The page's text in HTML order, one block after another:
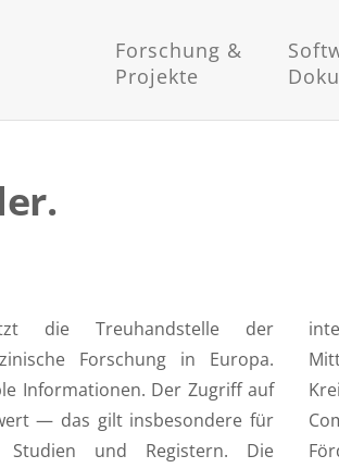
Forschung &
Projekte
die Treuhandstelle der
Forschung in Europa.
Informationen. Der Zugriff auf
— das gilt insbesondere für
und Registern. Die
BMBF und EU sowie private
Deutsche Zentrum für Herz-
das Baltic Fracture
MIRACUM-Konsortium der